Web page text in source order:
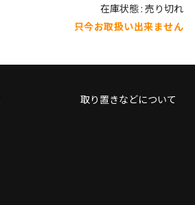
在庫状態 : 売り切れ
只今お取扱い出来ません
取り置きなどについて